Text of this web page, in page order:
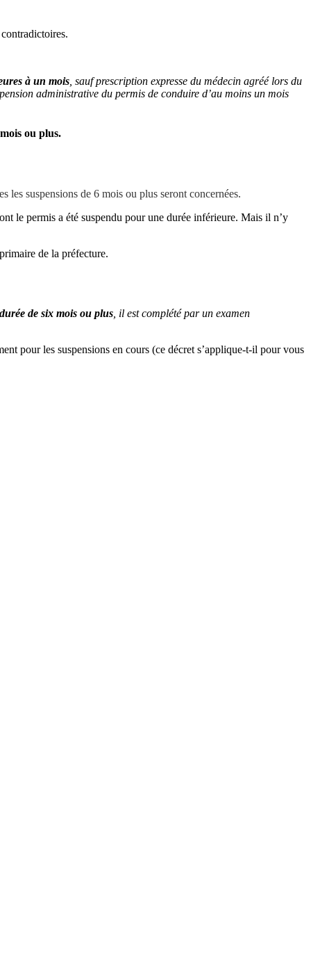
à un mois , sauf prescription expresse du médecin agréé lors du
administrative du permis de conduire d’au moins un mois
ou plus.
les suspensions de 6 mois ou plus seront concernées.
le permis a été suspendu pour une durée inférieure. Mais il n’y
de la préfecture.
de six mois ou plus , il est complété par un examen
pour les suspensions en cours (ce décret s’applique-t-il pour vous